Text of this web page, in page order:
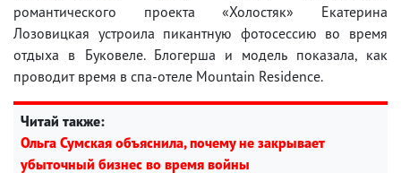
романтического проекта «Холостяк» Екатерина
Лозовицкая устроила пикантную фотосессию во время
отдыха в Буковеле. Блогерша и модель показала, как
проводит время в спа-отеле Mountain Residence.
Читай также:
Ольга Сумская объяснила, почему не закрывает
убыточный бизнес во время войны